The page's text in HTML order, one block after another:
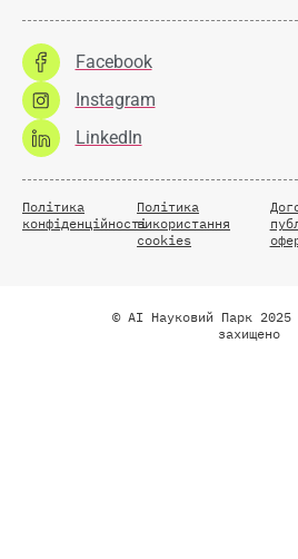
Facebook
Instagram
LinkedIn
Політика
конфіденційності
Політика
використання
cookies
© AI Науковий Парк
захищено